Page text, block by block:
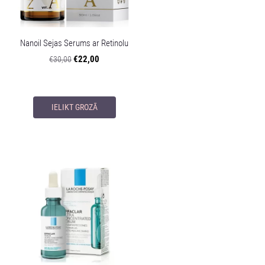
Nanoil Sejas Serums ar Retinolu
€30,00€22,00
IELIKT GROZĀ